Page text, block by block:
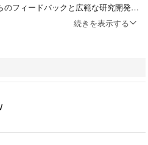
フィードバックと広範な研究開発を
です。鮮やかなOLEDディスプレイを
クフローおよびルーパー機能などによ
フォーマンスを実現します。
ございます。
ます。
ご注文に関してはキャンセル対応を
続きを表示する